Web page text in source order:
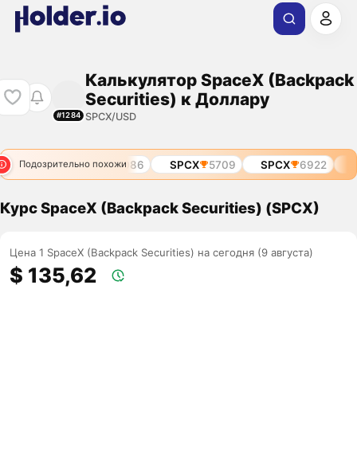
#1284
Калькулятор SpaceX (Backpack
Securities) к Доллару
SPCX/USD
Подозрительно похожи
SPCX 2086 SPCX 5709 SPCX 6922
Курс SpaceX (Backpack Securities) (SPCX)
Цена 1 SpaceX (Backpack Securities) на сегодня (9 августа)
$ 135,62